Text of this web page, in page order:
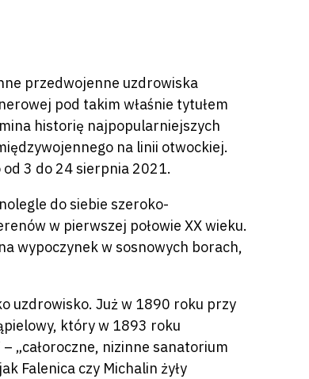
przedwojenne uzdrowiska
pod takim właśnie tytułem
historię najpopularniejszych
na linii otwockiej.
3 do 24 sierpnia 2021.
do siebie szeroko-
w pierwszej połowie XX wieku.
wypoczynek w sosnowych borach,
uzdrowisko. Już w 1890 roku przy
który w 1893 roku
„całoroczne, nizinne sanatorium
Falenica czy Michalin żyły